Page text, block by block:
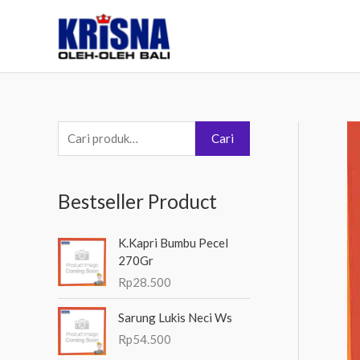
e
c
a
u
Cari
Bestseller Product
K.Kapri Bumbu Pecel
270Gr
Rp28.500
Sarung Lukis Neci Ws
Rp54.500